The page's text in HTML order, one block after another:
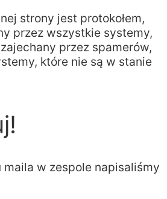
strony jest protokołem,
przez wszystkie systemy,
przez spamerów,
które nie są w stanie
w zespole napisaliśmy